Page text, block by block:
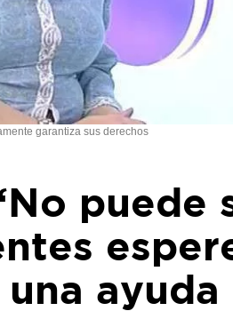
garantiza sus derechos
puede
ayuda